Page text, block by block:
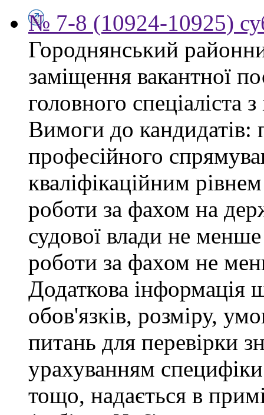
№ 7-8 (10924-10925)
Городнянський
заміщення вакантної
головного спеціаліста
Вимоги до кандидатів:
професійного
кваліфікаційним
роботи за фахом на
судової влади не
роботи за фахом не
Додаткова інформація
обов'язків, розміру,
питань для перевірки
урахуванням
тощо, надається в